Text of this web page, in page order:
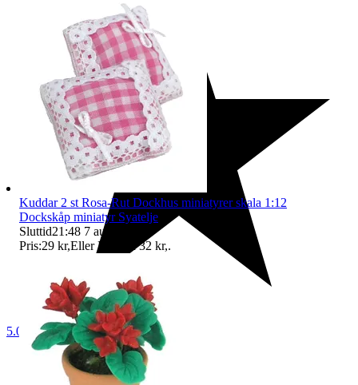
5.0
Kuddar 2 st Rosa-Rut Dockhus miniatyrer skala 1:12
Dockskåp miniatyr Syatelje
Sluttid21:48 7 aug 21:48
Pris:29 kr,Eller Köp nu 32 kr,.